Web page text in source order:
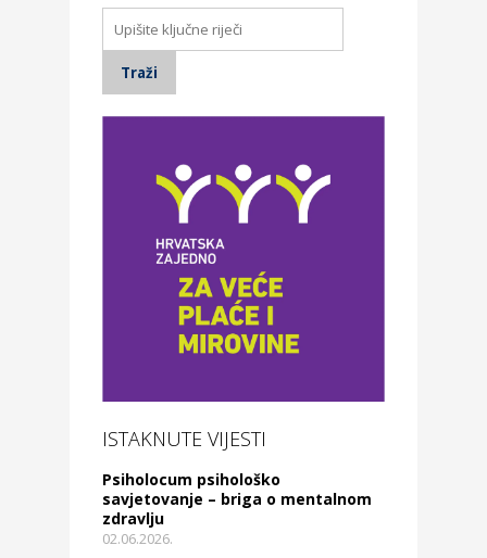
ISTAKNUTE VIJESTI
Psiholocum psihološko
savjetovanje – briga o mentalnom
zdravlju
02.06.2026.